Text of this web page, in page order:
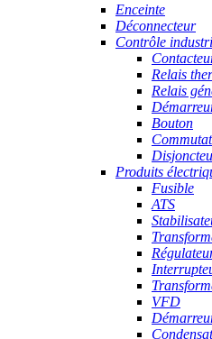
Enceinte
Déconnecteur
Contrôle
Relais
Relais
Bouton
Produits
Fusible
ATS
VFD